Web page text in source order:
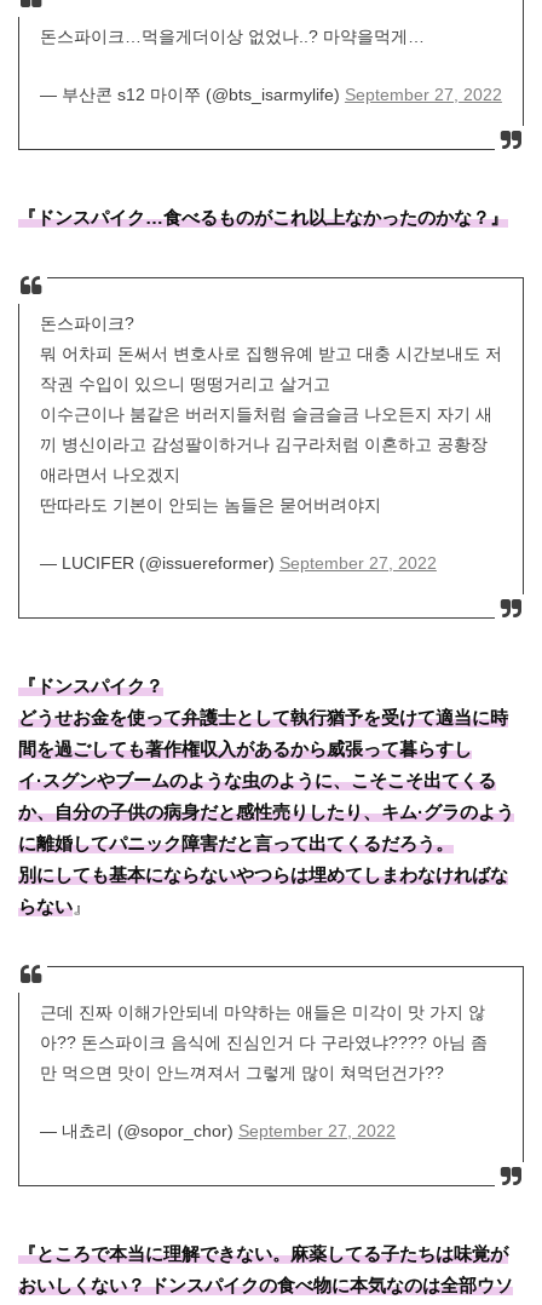
돈스파이크…먹을게더이상 없었나..? 마약을먹게…
— 부산콘 s12 마이쭈 (@bts_isarmylife) September 27, 2022
『ドンスパイク…食べるものがこれ以上なかったのかな？』
돈스파이크?
뭐 어차피 돈써서 변호사로 집행유예 받고 대충 시간보내도 저
작권 수입이 있으니 떵떵거리고 살거고
이수근이나 붐같은 버러지들처럼 슬금슬금 나오든지 자기 새
끼 병신이라고 감성팔이하거나 김구라처럼 이혼하고 공황장
애라면서 나오겠지
딴따라도 기본이 안되는 놈들은 묻어버려야지
— LUCIFER (@issuereformer) September 27, 2022
『ドンスパイク？
どうせお金を使って弁護士として執行猶予を受けて適当に時
間を過ごしても著作権収入があるから威張って暮らすし
イ·スグンやブームのような虫のように、こそこそ出てくる
か、自分の子供の病身だと感性売りしたり、キム·グラのよう
に離婚してパニック障害だと言って出てくるだろう。
別にしても基本にならないやつらは埋めてしまわなければな
らない 』
근데 진짜 이해가안되네 마약하는 애들은 미각이 맛 가지 않
아?? 돈스파이크 음식에 진심인거 다 구라였냐???? 아님 좀
만 먹으면 맛이 안느껴져서 그렇게 많이 쳐먹던건가??
— 내쵸리 (@sopor_chor) September 27, 2022
『ところで本当に理解できない。麻薬してる子たちは味覚が
おいしくない？ ドンスパイクの食べ物に本気なのは全部ウソ